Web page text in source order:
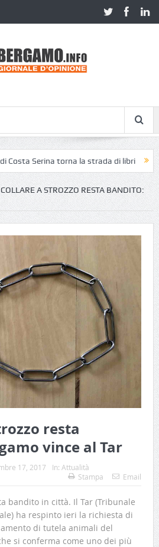
Serina torna la strada di libri
A STROZZO RESTA BANDITO:
resta
vince al Tar
17, 2017 In: Attualità
Stampa Email
bandito in città. Il Tar (Tribunale
ha respinto ieri la richiesta di
di tutela animali del
si conferma come uno dei più